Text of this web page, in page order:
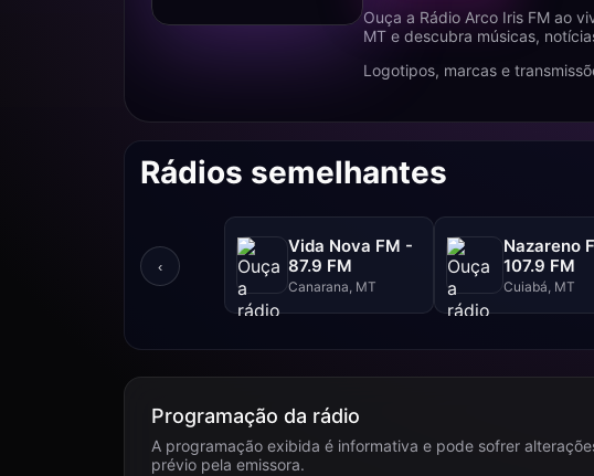
Ouça a Rádio Arco Iris FM ao
MT e descubra músicas,
Logotipos, marcas e
Rádios semelhantes
‹
Vida Nova FM -
87.9 FM
Canarana, MT
Nazareno
107.9 FM
Cuiabá, MT
Programação da rádio
A programação exibida é informativa e pode sofrer
prévio pela emissora.